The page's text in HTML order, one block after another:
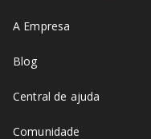
A Empresa
Blog
Central de ajuda
Comunidade